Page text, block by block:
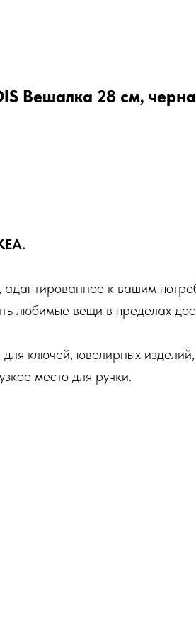
Вешалка 28 см,
к вашим
любимые вещи в пределах
ключей, ювелирных
место для ручки.